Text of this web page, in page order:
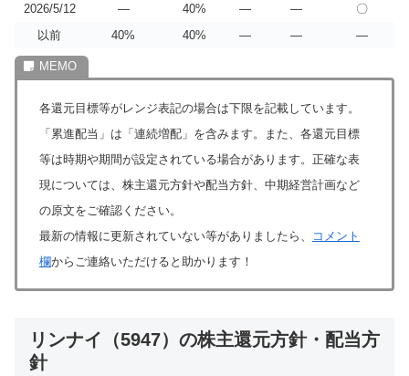
2026/5/12
― 40% ― ―
〇
以前
40% 40% ― ― ―
各還元目標等がレンジ表記の場合は下限を記載しています。
「累進配当」は「連続増配」を含みます。また、各還元目標
等は時期や期間が設定されている場合があります。正確な表
現については、株主還元方針や配当方針、中期経営計画など
の原文をご確認ください。
最新の情報に更新されていない等がありましたら、
コメント
欄からご連絡いただけると助かります！
リンナイ（5947）の株主還元方針・配当方
針